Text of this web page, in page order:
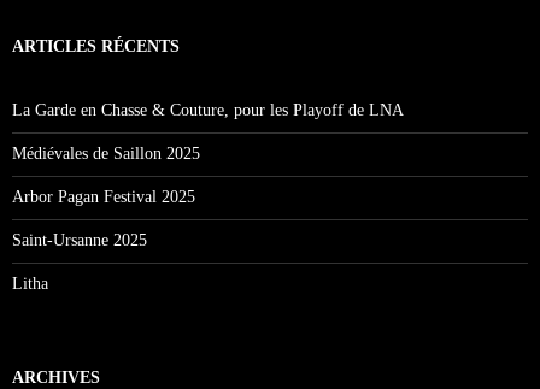
ARTICLES RÉCENTS
La Garde en Chasse & Couture, pour les Playoff de LNA
Médiévales de Saillon 2025
Arbor Pagan Festival 2025
Saint-Ursanne 2025
Litha
ARCHIVES